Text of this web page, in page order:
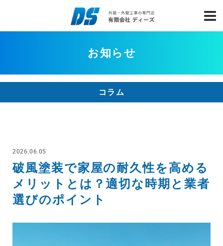
お知らせ
コラム
2026.06.05
破風塗装で家屋の耐久性を高める
メリットとは？適切な時期と業者
選びのポイント